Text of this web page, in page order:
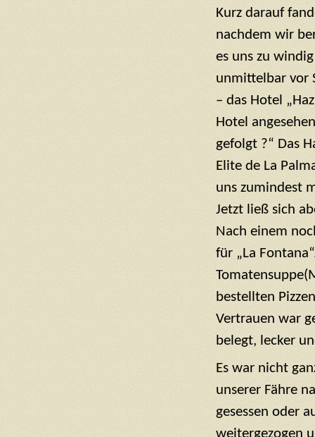
Kurz darauf
nachdem wir
es uns zu
unmittelbar vor
– das Hotel
Hotel
gefolgt ?“ Das
Elite de La
uns zumindest
Jetzt ließ sich
Nach einem
für „La
bestellten
Vertrauen war
belegt, lecker
Es war nicht
unserer Fähre
gesessen oder
weitergezogen